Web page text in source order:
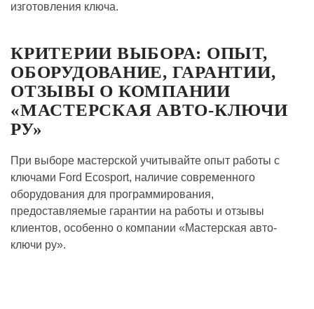
изготовления ключа.
КРИТЕРИИ ВЫБОРА: ОПЫТ,
ОБОРУДОВАНИЕ, ГАРАНТИИ,
ОТЗЫВЫ О КОМПАНИИ
«МАСТЕРСКАЯ АВТО-КЛЮЧИ
РУ»
При выборе мастерской учитывайте опыт работы с
ключами Ford Ecosport, наличие современного
оборудования для программирования,
предоставляемые гарантии на работы и отзывы
клиентов, особенно о компании «Мастерская авто-
ключи ру».